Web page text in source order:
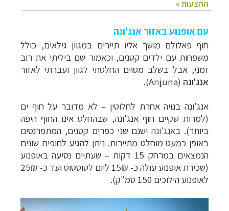
עם אופנוע באזור אנג'ונה
חוף פאלולם מושך אליו תיירים במגוון גילאים, כולל
משפחות עם ילדים קטנים, וכאמור שם ביליתי את רוב
זמני, אבל בשלב מסוים החלטתי לגוון ועברתי לאזור
אנג'ונה (Anjuna).
אנג’ונה בנויה אחרת לחלוטין – לא מדובר על חוף ים
(למרות שקיים חוף אנג'ונה, שבהחלט אינו החוף היפה
ביותר). באנג'ונה ישנם שני כפרים קטנים, המתפרנסים
באופן כמעט מוחלט מתיירות. ניתן להגיע לחופים שונים
הנמצאים במרחק 15 דקות – שעתיים נסיעה באופנוע
(שכירת אופנוע עולהכ- 15₪ ליו
ם לטוסטוס ועד כ- 25₪
לאופנוע הילוכים 150 סמ"ק).